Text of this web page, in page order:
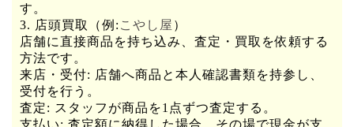
す。
3. 店頭買取（例: こやし屋 ）
店舗に直接商品を持ち込み、査定・買取を依頼する
方法です。
来店・受付: 店舗へ商品と本人確認書類を持参し、
受付を行う。
査定: スタッフが商品を1点ずつ査定する。
支払い: 査定額に納得した場合、その場で現金が支